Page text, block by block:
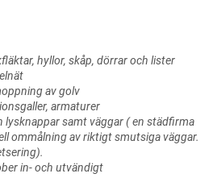
hyllor, skåp, dörrar och lister
av golv
armaturer
samt väggar ( en städfirma
ommålning av riktigt smutsiga väggar.
in- och utvändigt